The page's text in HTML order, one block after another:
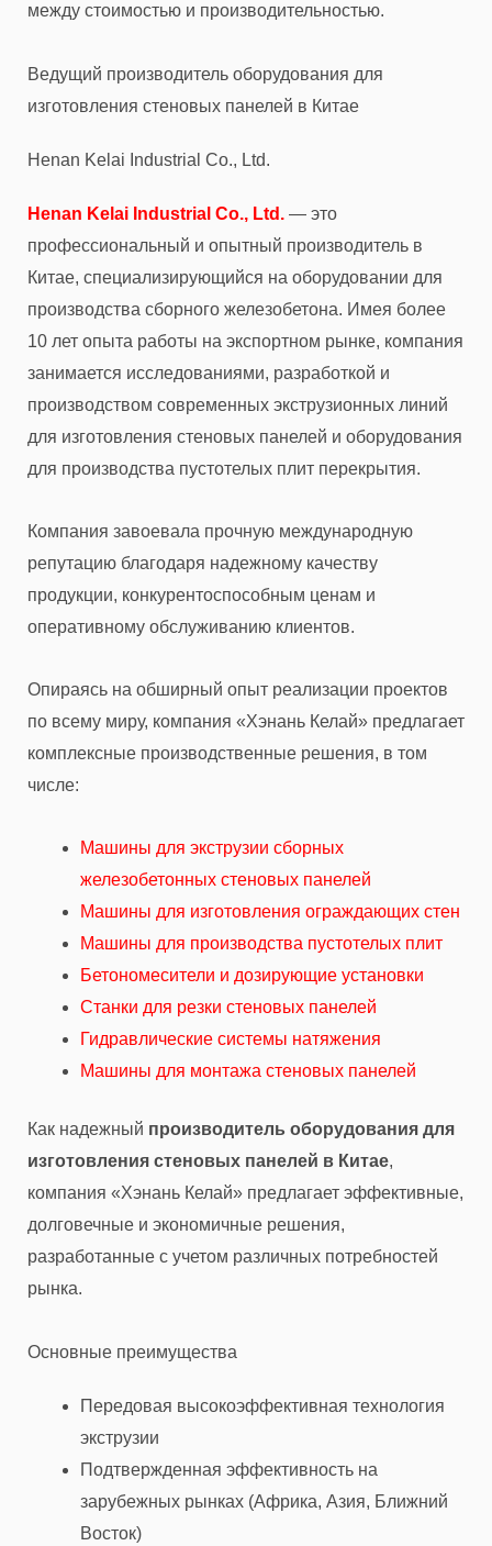
между стоимостью и производительностью.
Ведущий производитель оборудования для
изготовления стеновых панелей в Китае
Henan Kelai Industrial Co., Ltd.
Henan Kelai Industrial Co., Ltd. — это
профессиональный и опытный производитель в
Китае, специализирующийся на оборудовании для
производства сборного железобетона. Имея более
10 лет опыта работы на экспортном рынке, компания
занимается исследованиями, разработкой и
производством современных экструзионных линий
для изготовления стеновых панелей и оборудования
для производства пустотелых плит перекрытия.
Компания завоевала прочную международную
репутацию благодаря надежному качеству
продукции, конкурентоспособным ценам и
оперативному обслуживанию клиентов.
Опираясь на обширный опыт реализации проектов
по всему миру, компания «Хэнань Келай» предлагает
комплексные производственные решения, в том
числе:
Машины для экструзии сборных
железобетонных стеновых панелей
Машины для изготовления ограждающих стен
Машины для производства пустотелых плит
Бетономесители и дозирующие установки
Станки для резки стеновых панелей
Гидравлические системы натяжения
Машины для монтажа стеновых панелей
Как надежный производитель оборудования для
изготовления стеновых панелей в Китае,
компания «Хэнань Келай» предлагает эффективные,
долговечные и экономичные решения,
разработанные с учетом различных потребностей
рынка.
Основные преимущества
Передовая высокоэффективная технология
экструзии
Подтвержденная эффективность на
зарубежных рынках (Африка, Азия, Ближний
Восток)